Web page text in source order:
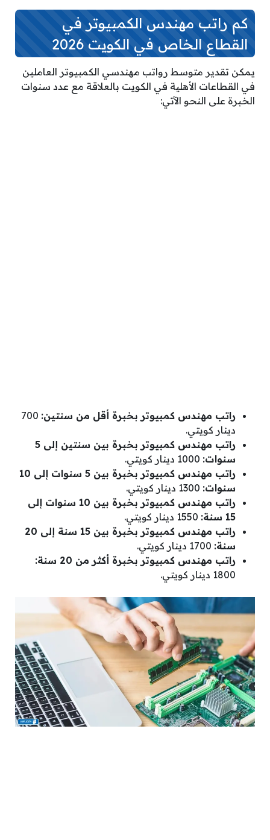
كم راتب مهندس الكمبيوتر في
القطاع الخاص في الكويت 2026
يمكن تقدير متوسط رواتب مهندسي الكمبيوتر العاملين
في القطاعات الأهلية في الكويت بالعلاقة مع عدد سنوات
الخبرة على النحو الآتي:
راتب مهندس كمبيوتر بخبرة أقل من سنتين: 700
دينار كويتي.
راتب مهندس كمبيوتر بخبرة بين سنتين إلى 5
سنوات:
راتب مهندس كمبيوتر بخبرة بين 5 سنوات إلى 10
سنوات:
راتب مهندس كمبيوتر بخبرة بين 10 سنوات إلى
15 سنة:
راتب مهندس كمبيوتر بخبرة بين 15 سنة إلى 20
سنة:
راتب مهندس كمبيوتر بخبرة أكثر من 20 سنة:
1800 دينار كويتي.